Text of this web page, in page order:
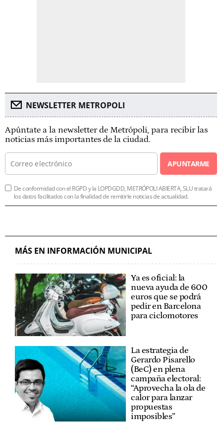
NEWSLETTER METROPOLI
Apúntate a la newsletter de Metrópoli, para recibir las
noticias más importantes de la ciudad.
APUNTARME
De conformidad con el RGPD y la LOPDGDD, METRÓPOLI ABIERTA, SLU tratará
los datos facilitados con la finalidad de remitirle noticias de actualidad.
MÁS EN INFORMACIÓN MUNICIPAL
Ya es oficial: la
nueva ayuda de 600
euros que se podrá
pedir en Barcelona
para ciclomotores
La estrategia de
Gerardo Pisarello
(BeC) en plena
campaña electoral:
“Aprovecha la ola de
calor para lanzar
propuestas
imposibles”